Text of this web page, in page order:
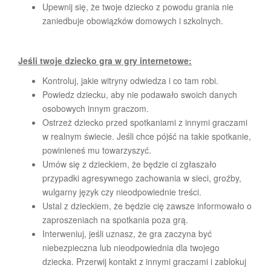
Upewnij się, że twoje dziecko z powodu grania nie
zaniedbuje obowiązków domowych i szkolnych.
Jeśli twoje dziecko gra w gry internetowe:
Kontroluj, jakie witryny odwiedza i co tam robi.
Powiedz dziecku, aby nie podawało swoich danych
osobowych innym graczom.
Ostrzeż dziecko przed spotkaniami z innymi graczami
w realnym świecie. Jeśli chce pójść na takie spotkanie,
powinieneś mu towarzyszyć.
Umów się z dzieckiem, że będzie ci zgłaszało
przypadki agresywnego zachowania w sieci, groźby,
wulgarny język czy nieodpowiednie treści.
Ustal z dzieckiem, że będzie cię zawsze informowało o
zaproszeniach na spotkania poza grą.
Interweniuj, jeśli uznasz, że gra zaczyna być
niebezpieczna lub nieodpowiednia dla twojego
dziecka. Przerwij kontakt z innymi graczami i zablokuj